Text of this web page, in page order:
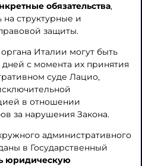
обязательства,
структурные и
защиты.
Италии могут быть
с момента их принятия
суде Лацио,
в отношении
за нарушения Закона.
административного
в Государственный
юридическую